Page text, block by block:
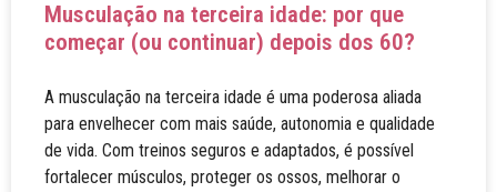
Musculação na terceira idade: por que
começar (ou continuar) depois dos 60?
A musculação na terceira idade é uma poderosa aliada
para envelhecer com mais saúde, autonomia e qualidade
de vida. Com treinos seguros e adaptados, é possível
fortalecer músculos, proteger os ossos, melhorar o